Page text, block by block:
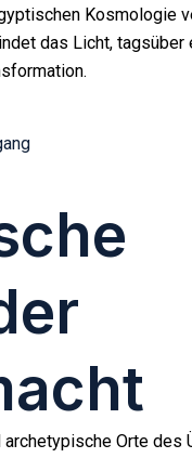
Kosmologie
das Licht, tagsüber
Orte des